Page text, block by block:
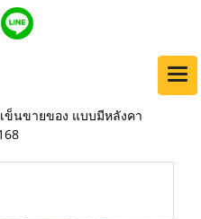
ข็นขายของ แบบมีหลังคา